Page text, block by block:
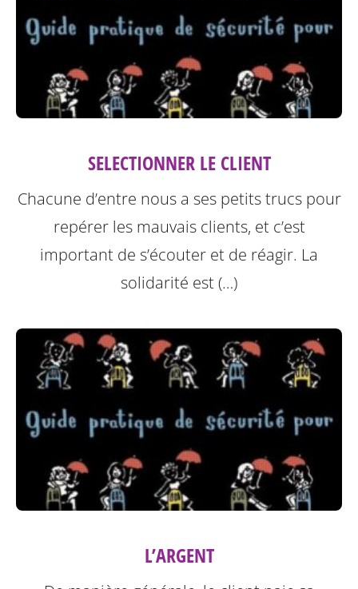
SELECTIONNER LE CLIENT
Chacune d’entre nous a ses petits trucs pour
repérer les mauvais clients, et c’est
important de s’écouter et de réagir. La
solidarité est (…)
L’ARGENT